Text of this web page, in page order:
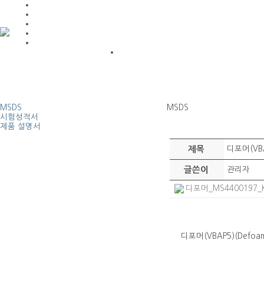
MSDS
시험성적서
제품 설명서
MSDS
제목 디포머
글쓴이 관리자
디포머
디포머